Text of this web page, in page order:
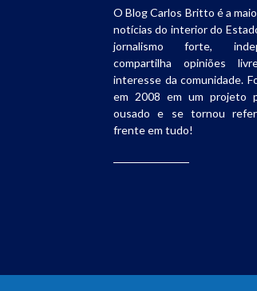
O Blog Carlos Britto é a
notícias do interior do
jornalismo forte,
compartilha opiniões
interesse da comunidade.
em 2008 em um projeto
ousado e se tornou
frente em tudo!